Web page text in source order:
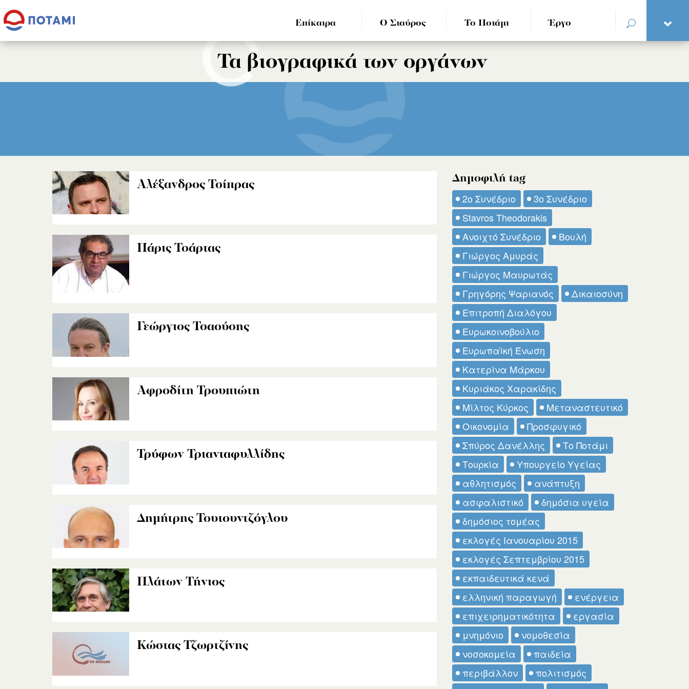
Επίκαιρα Ο Σταύρος Το Ποτάμι Έργο
Τα βιογραφικά των οργάνων
Αλέξανδρος Τσίπρας
Πάρις Τσάρτας
Γεώργιος Τσαούσης
Αφροδίτη Τρουπιώτη
Τρύφων Τριανταφυλλίδης
Δημήτρης Τουτουντζόγλου
Πλάτων Τήνιος
Κώστας Τζωρτζίνης
Δημοφιλή tag
2ο Συνέδριο
3ο Συνέδριο
Stavros Theodorakis
Ανοιχτό Συνέδριο
Βουλή
Γιώργος Αμυράς
Γιώργος Μαυρωτάς
Γρηγόρης Ψαριανός
Δικαιοσύνη
Επιτροπή Διαλόγου
Ευρωκοινοβούλιο
Ευρωπαϊκή Ένωση
Κατερίνα Μάρκου
Κυριάκος Χαρακίδης
Μίλτος Κύρκος
Μεταναστευτικό
Οικονομία
Προσφυγικό
Σπύρος Δανέλλης
Το Ποτάμι
Τουρκία
Υπουργείο Υγείας
αθλητισμός
ανάπτυξη
ασφαλιστικό
δημόσια υγεία
δημόσιος τομέας
εκλογές Ιανουαρίου 2015
εκλογές Σεπτεμβρίου 2015
εκπαιδευτικά κενά
ελληνική παραγωγή
ενέργεια
επιχειρηματικότητα
εργασία
μνημόνιο
νομοθεσία
νοσοκομεία
παιδεία
περιβάλλον
πολιτισμός